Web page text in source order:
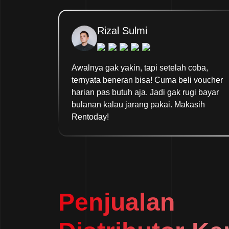
Rizal Sulmi
Awalnya gak yakin, tapi setelah coba,
ternyata beneran bisa! Cuma beli voucher
harian pas butuh aja. Jadi gak rugi bayar
bulanan kalau jarang pakai. Makasih
Rentoday!
Penjualan